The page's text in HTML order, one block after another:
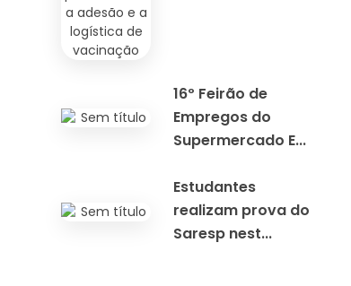
16º Feirão de
Empregos do
Supermercado E...
Estudantes
realizam prova do
Saresp nest...